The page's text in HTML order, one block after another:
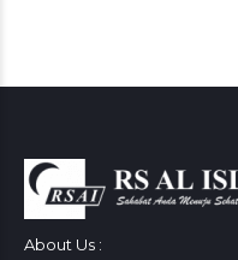
About Us :